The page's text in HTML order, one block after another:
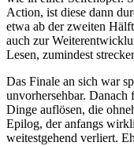
Action, ist diese dann
etwa ab der zweiten
auch zur
Lesen, zumindest
Das Finale an sich war
unvorhersehbar.
Dinge auflösen, die
Epilog, der anfangs
weitestgehend verliert.